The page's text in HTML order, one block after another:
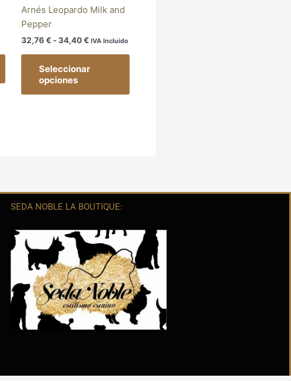
Arnés Leopardo Milk and
Pepper
32,76€ - 34,40€ IVA Incluido
Seleccionar
opciones
SEDA NOBLE LA BOUTIQUE: